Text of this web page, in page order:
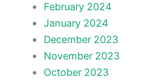
February 2024
January 2024
December 2023
November 2023
October 2023